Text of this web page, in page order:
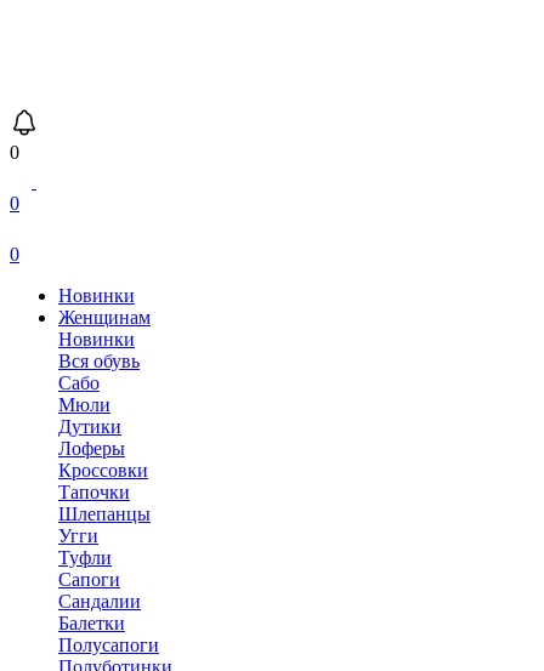
0
0
0
Новинки
Женщинам
Новинки
Вся обувь
Сабо
Мюли
Дутики
Лоферы
Кроссовки
Тапочки
Шлепанцы
Угги
Туфли
Сапоги
Сандалии
Балетки
Полусапоги
Полуботинки